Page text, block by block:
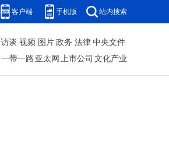
客户端 手机版 站内搜索
访谈 视频 图片 政务 法律 中央文件
一带一路 亚太网 上市公司 文化产业